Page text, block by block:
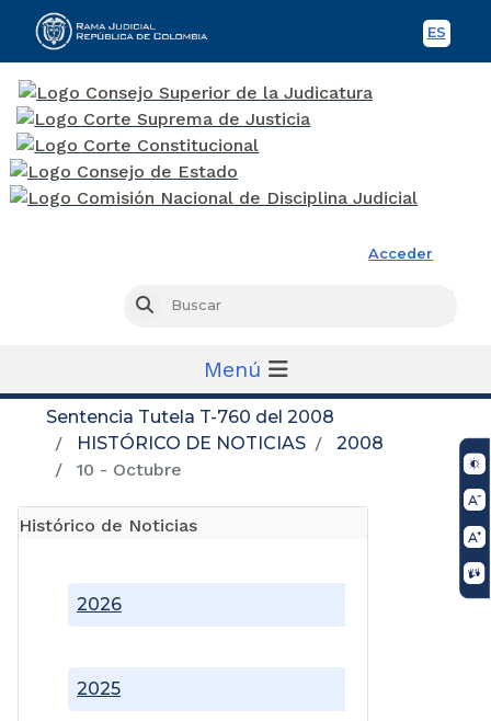
ES
Acceder
Buscar
Menú
Sentencia Tutela T-760 del 2008
HISTÓRICO DE NOTICIAS
2008
10 - Octubre
Histórico de Noticias
2025
2026